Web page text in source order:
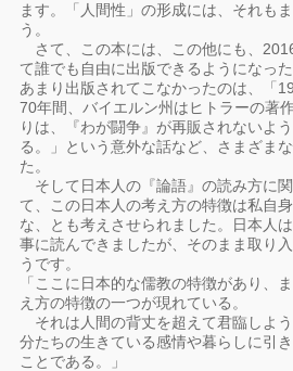
ます。「人間性」の形成には、それも
う。
さて、この本には、この他にも、
て誰でも自由に出版できるようになっ
あまり出版されてこなかったのは、「
70年間、バイエルン州はヒトラーの著
りは、『わが闘争』が再販されないよ
る。」という意外な話など、さまざま
た。
そして日本人の『論語』の読み方に
て、この日本人の考え方の特徴は私自
な、とも考えさせられました。日本人
事に読んできましたが、そのまま取り
うです。
「ここに日本的な儒教の特徴があり、
え方の特徴の一つが現れている。
それは人間の背丈を超えて君臨しよ
分たちの生きている感情や暮らしに引
ことである。」